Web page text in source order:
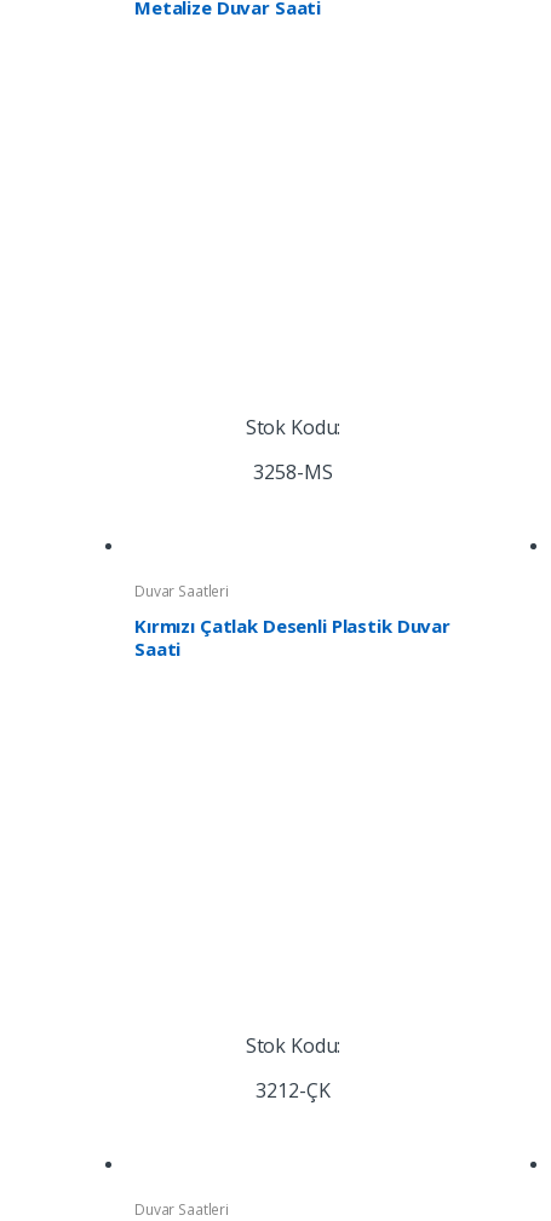
Metalize Duvar Saati
Stok Kodu:
3258-MS
Duvar Saatleri
Kırmızı Çatlak Desenli Plastik Duvar
Saati
Stok Kodu:
3212-ÇK
Duvar Saatleri